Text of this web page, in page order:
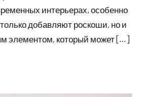
интерьерах, особенно
добавляют роскоши, но и
элементом, который может […]